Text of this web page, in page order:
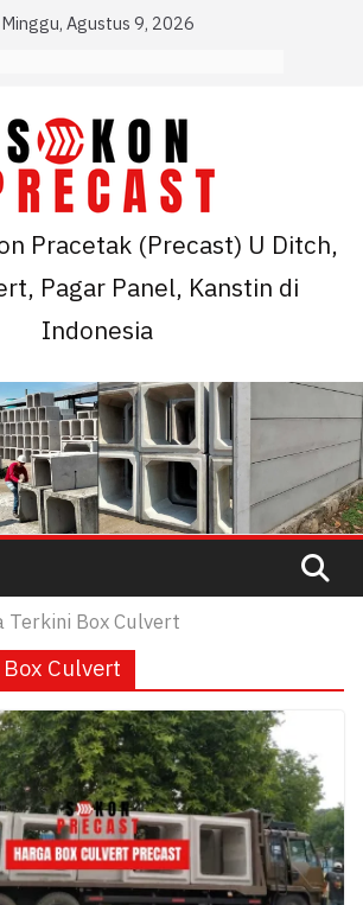
Minggu, Agustus 9, 2026
Pracetak (Precast) U Ditch,
Pagar Panel, Kanstin di
Indonesia
Terkini Box Culvert
Culvert